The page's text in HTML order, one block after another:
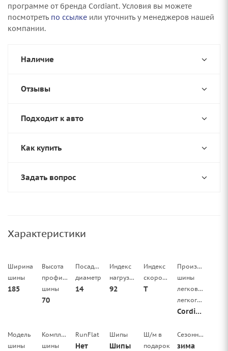
программе от бренда Cordiant. Условия вы можете
посмотреть по ссылке или уточнить у менеджеров нашей
компании.
Наличие
Отзывы
Подходит к авто
Как купить
Задать вопрос
Характеристики
Ширина
шины
185
Высота
профиля
шины
70
Посадочный
диаметр
14
Индекс
нагрузки
92
Индекс
скорости
T
Производитель
шины
легковой/
легкогрузовой
Cordiant
Модель
шины
Комплектация
шины
RunFlat
Нет
Шипы
Шипы
Ш/м в
подарок
Сезонность
зима